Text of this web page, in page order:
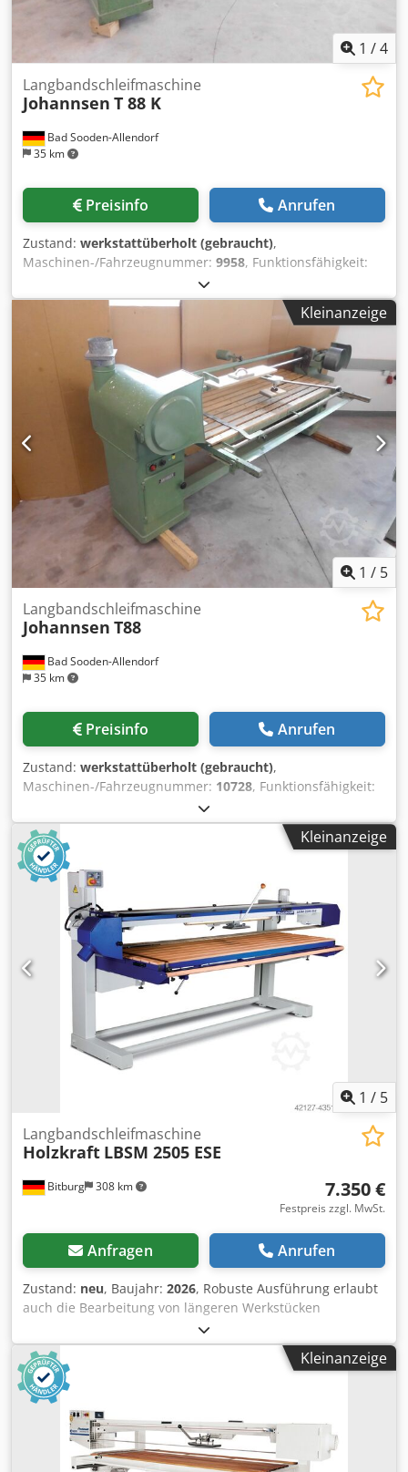
1 /4
Bad Sooden-Allendorf
35 km
Langbandschleifmaschine
Johannsen T 88 K
Preisinfo Anrufen
Zustand: werkstattüberholt (gebraucht),
Maschinen-/Fahrzeugnummer: 9958, Funktionsfähigkeit:
, Stromanschluss 380V 7,3kW
Absaugung 1x120 mm 1x180 mm Schleiftisch 2850 x 1550
mm Schleifbandmaße 7820 x 150 mm Cjdpsiau Tljfx Ah
Esrf Tischhöhenverstellung über Handrad LxTxH: 4400 x
1700 x 1450 mm Gewicht ca. 1100 kg
Kleinanzeige
1 / 5
Bad Sooden-Allendorf
35 km
Langbandschleifmaschine
Johannsen T88
Preisinfo Anrufen
Zustand: werkstattüberholt (gebraucht),
Maschinen-/Fahrzeugnummer: 10728, Funktionsfähigkeit:
, Tischgröße 2300 x 900 mm Crsdpfx
Asiyp Rfjh Esf
Kleinanzeige
1 / 5
Bitburg 308 km
Langbandschleifmaschine
Holzkraft LBSM 2505 ESE
7.350 €
Festpreis zzgl. MwSt.
Anfragen Anrufen
Zustand: neu, Baujahr: 2026, Robuste Ausführung erlaubt
auch die Bearbeitung von längeren Werkstücken
Schleifaggregat schwenkbar, dadurch auch als
Kantenschleifmaschine verwendbar 225 mm große
gewuchtete Bandlaufrollen sorgen für vibrationsarmen
Antrieb. Einfache Justierung des Schleifbandes Hohe
Bandgeschwindigkeit von 17 m/s Rechts-Linkslauf Obere
Schleifsohle mit Graphitbelag Schleifschuh 4-fach gefedert
Mit beweglichem Schleifschuh für schrägkantige Flächen
Leichtgängiger Schleiftisch auch bei hoher Belastung
Kleinanzeige